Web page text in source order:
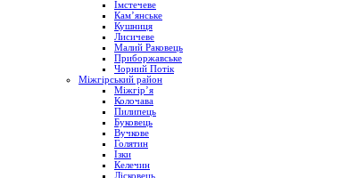
Імстечеве
Кам’янське
Кушниця
Лисичеве
Малий Раковець
Приборжавське
Чорний Потік
Міжгірський район
Міжгір’я
Колочава
Пилипець
Буковець
Вучкове
Голятин
Ізки
Келечин
Лісковець